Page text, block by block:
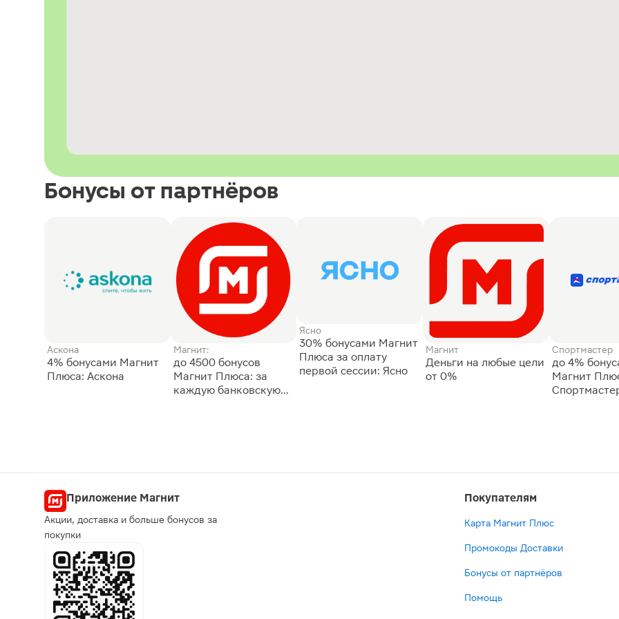
Бонусы от партнёров
Аскона
4% бонусами Магнит
Плюса: Аскона
Магнит:
до 4500 бонусов
Магнит Плюса: за
каждую банковскую
Ясно
30% бонусами Магнит
Плюса за оплату
первой сессии: Ясно
Магнит
Деньги на любые цели
от 0%
Спортмастер
до 4%
Магнит
Приложение Магнит
Акции, доставка и больше бонусов за
покупки
Покупателям
Карта Магнит Плюс
Промокоды Доставки
Бонусы от партнёров
Помощь